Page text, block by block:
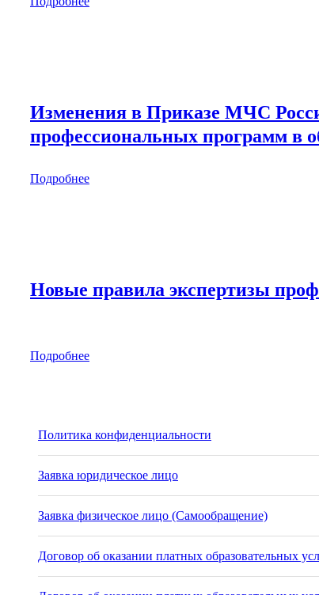
Изменения в Приказе МЧС
профессиональных программ в
Подробнее
Новые правила экспертизы
Подробнее
Политика конфиденциальности
Заявка юридическое лицо
Заявка физическое лицо (Самообращение)
Договор об оказании платных образовательных